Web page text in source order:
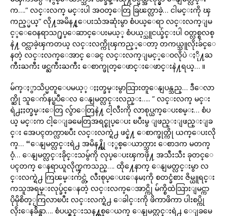
က….” လင္းလက္ မင္းပါ အဝတ္ေတြ ခြၽတ္လာခဲ့… ငါမင္းကို ၾ
ကည့္မယ္” လို႔အမိန႔္ေပးသံအဆုံးမွာ စံပယ္ေရာ လင္းလက္ျမ
င့္ေဝေနရာသ႐ုပ္ေဆာင္ေပးမယ့္ စံပယ့္သူငယ္ခ်င္းပါ ဝတ္လစ္စလစ္
နဲ႔ ဝင္လာခဲ့ၾကတယ္ လင္းလက္ကိုၾကည့္ေတာ့ တကယ္သူလိုးခ်င္ေ
နတဲ့ လင္းလက္ေအာင္ ေခၚ လင္းလက္ျမင့္ေဝလိုပဲ ႏို႔ႀ
ကီးႀကီး ဖင္ႀကီးႀကီး ေစာက္ဖုတ္ေဖာင္းေဖာင္းနဲ႔ရယ္… ။
မ်က္ႏွာသိပ္မတူေပမယ့္ ႏႈတ္ခမ္းမွာသြားတူေနျပန္သည္… ဒီေလာ
က္ဆို သူေက်နပ္ၿပီေလ ေနျမတ္လင္းလည္း….. ” လင္းလက္ မင္း
ရဲ႕ႏႈတ္ခမ္းေတြ လွ်ာေတြနဲ႔ ငါ့လီးကို လာစုပ္ယက္ေပးစမ္း… စံပ
ယ္ မင္းက ငါ့ေျခမေတြအရင္စုပ္ေပး ၿပီးမွ ျဖည္းျဖည္းျခ
င္း အေပၚတက္လာၿပီး လင္းလက္ရဲ႕ ဖင္နဲ႔ ေစာက္ဖုတ္ကို ယက္ေပးလို
က္… “ေနျမတ္လင္းရဲ႕ အမိန႔္ကို ႏွစ္ေယာက္သား ေစာဒက မတက္
ဝံ့… ေနျမတ္လင္းခိုင္းသမွ်ကို လုပ္ေပးၾကဖို႔ အသီးသီး ခုတင္ေ
ပၚတက္ ေနရာယူလိုက္ၾကသည္…. ထို႔ေနာက္ ေနျမတ္လင္းမွာ လ
င္းလက္ရဲ႕ ကြၽမ္းက်င္တဲ့ လီးစုပ္ေပးေနမႈကို စတင္ခံစား ဇိမ္ယူရင္း
ကသူအရမ္းလုပ္ခ်င္ေနတဲ့ လင္းလက္ေအာင္ကို မ်က္စိထဲသြားျမင္ကာ
ပိုမိုစိတ္ႂကြလာၿပီး လင္းလက္ရဲ႕ ေခါင္းကို ဖိကာဖိကာ ပါးစပ္ကို
လိုးေနခ်ိန္မွာ…. စံပယ္ရွင္းသန႔္တစ္ေယက္ ေနျမတ္လင္းရဲ႕ ေျခမေ